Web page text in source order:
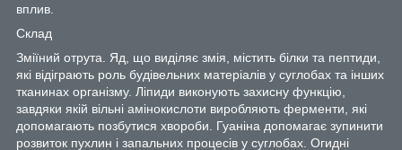
вплив.
Склад
Зміїний отрута. Яд, що виділяє змія, містить білки та пептиди,
які відіграють роль будівельних матеріалів у суглобах та інших
тканинах організму. Ліпиди виконують захисну функцію,
завдяки якій вільні амінокислоти виробляють ферменти, які
допомагають позбутися хвороби. Гуаніна допомагає зупинити
розвиток пухлин і запальних процесів у суглобах. Огидні